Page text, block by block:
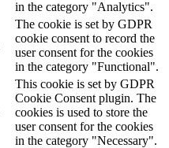
in the category "Analytics".
The cookie is set by GDPR
cookie consent to record the
user consent for the cookies
in the category "Functional".
This cookie is set by GDPR
Cookie Consent plugin. The
cookies is used to store the
user consent for the cookies
in the category "Necessary".